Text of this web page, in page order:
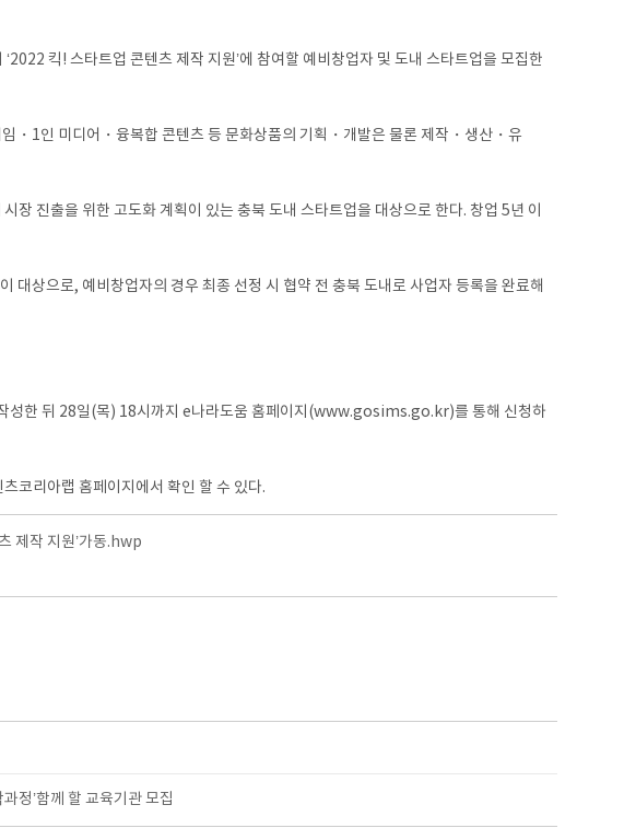
킥! 스타트업 콘텐츠 제작 지원’에 참여할 예비창업자 및 도내 스타트업을 모집한
1인 미디어・융복합 콘텐츠 등 문화상품의 기획・개발은 물론 제작・생산・유
진출을 위한 고도화 계획이 있는 충북 도내 스타트업을 대상으로 한다. 창업 5년 이
상으로, 예비창업자의 경우 최종 선정 시 협약 전 충북 도내로 사업자 등록을 완료해
성한 뒤 28일(목) 18시까지 e나라도움 홈페이지(www.gosims.go.kr)를 통해 신청하
코리아랩 홈페이지에서 확인 할 수 있다.
제작 지원’가동.hwp
정’함께 할 교육기관 모집